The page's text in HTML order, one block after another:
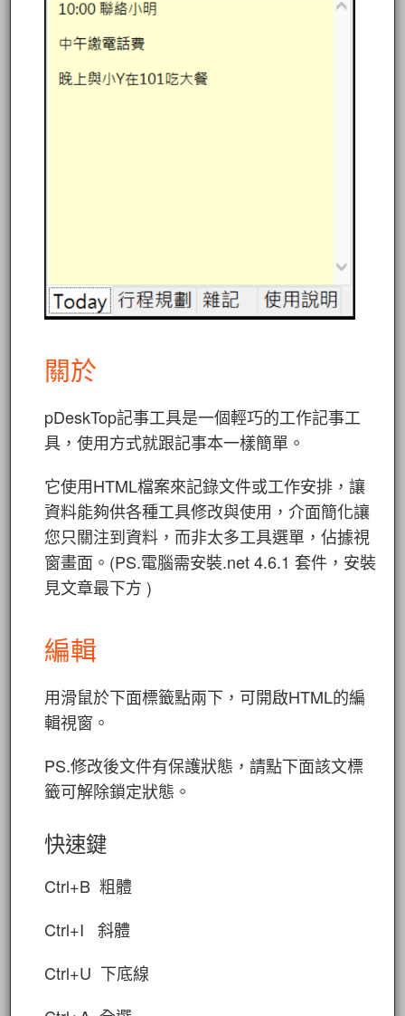
關於
pDeskTop記事工具是一個輕巧的工作記事工
具，使用方式就跟記事本一樣簡單。
它使用HTML檔案來記錄文件或工作安排，讓
資料能夠供各種工具修改與使用，介面簡化讓
您只關注到資料，而非太多工具選單，佔據視
窗畫面。(PS.電腦需安裝.net 4.6.1 套件，安裝
見文章最下方 )
編輯
用滑鼠於下面標籤點兩下，可開啟HTML的編
輯視窗。
PS.修改後文件有保護狀態，請點下面該文標
籤可解除鎖定狀態。
快速鍵
Ctrl+B 粗體
Ctrl+I 斜體
Ctrl+U 下底線